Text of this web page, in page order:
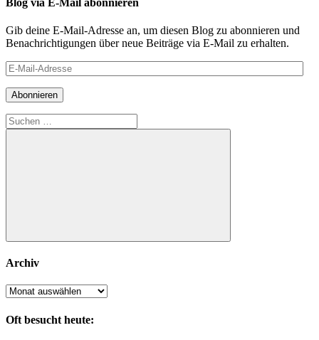
Gib deine E-Mail-Adresse an, um diesen Blog zu abonnieren und
Benachrichtigungen über neue Beiträge via E-Mail zu erhalten.
E-
Mail-
Adresse
Abonnieren
Suchen
nach:
Suchen
Archiv
Archiv
Oft besucht heute: